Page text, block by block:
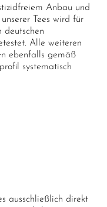
Anbau und
Tees wird für
deutschen
Alle weiteren
ebenfalls gemäß
systematisch
ausschließlich direkt